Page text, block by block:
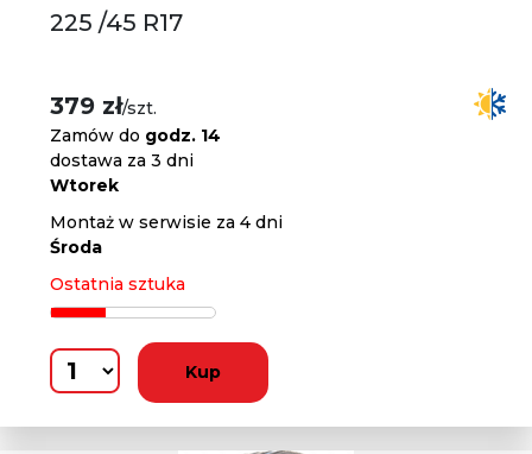
225 /45 R17
379 zł/szt.
Zamów do godz. 14
dostawa za 3 dni
Wtorek
Montaż w serwisie za 4 dni
Środa
Ostatnia sztuka
Kup